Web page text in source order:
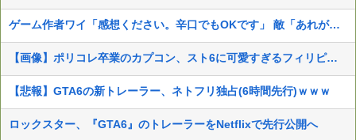
ゲーム作者ワイ「感想ください。辛口でもOKです」 敵「あれがだめ。これがだめ」
【画像】ポリコレ卒業のカプコン、スト6に可愛すぎるフィリピン人キャラ実装！
【悲報】GTA6の新トレーラー、ネトフリ独占(6時間先行)ｗｗｗ
ロックスター、『GTA6』のトレーラーをNetflixで先行公開へ